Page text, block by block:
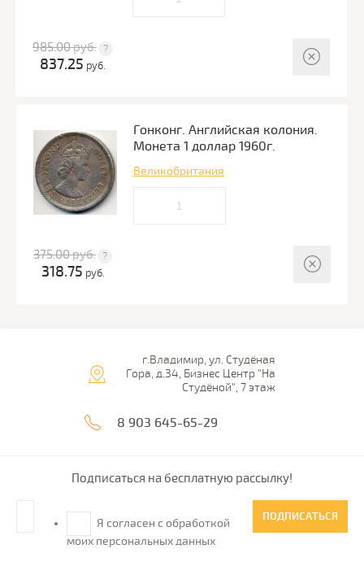
985.00руб.
837.25 руб.
Гонконг. Английская колония.
Монета 1 доллар 1960г.
Великобритания
375.00руб.
318.75 руб.
г.Владимир, ул. Студёная
Гора, д.34, Бизнес Центр "На
Студёной", 7 этаж
8 903 645-65-29
Подписаться на бесплатную рассылку!
Я согласен с обработкой
моих персональных данных
ПОДПИСАТЬСЯ